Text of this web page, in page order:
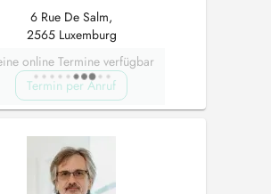
6 Rue De Salm,
2565 Luxemburg
online Termine verfügbar
Termin per Anruf